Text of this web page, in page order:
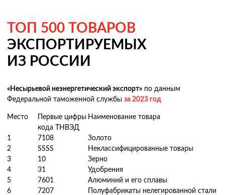
ТОП 500 ТОВАРОВ
ЭКСПОРТИРУЕМЫХ
ИЗ РОССИИ
«Несырьевой неэнергетический экспорт» по данным
Федеральной таможенной службы за 2023 год
Место
Первые цифры
кода ТНВЭД
Наименование товара
1 7108
Золото
2
SSSS
Неклассифицированные товары
3
10
Зерно
4
31
Удобрения
5
7601
Алюминий и его сплавы
6
7207
Полуфабрикаты нелегированной стали